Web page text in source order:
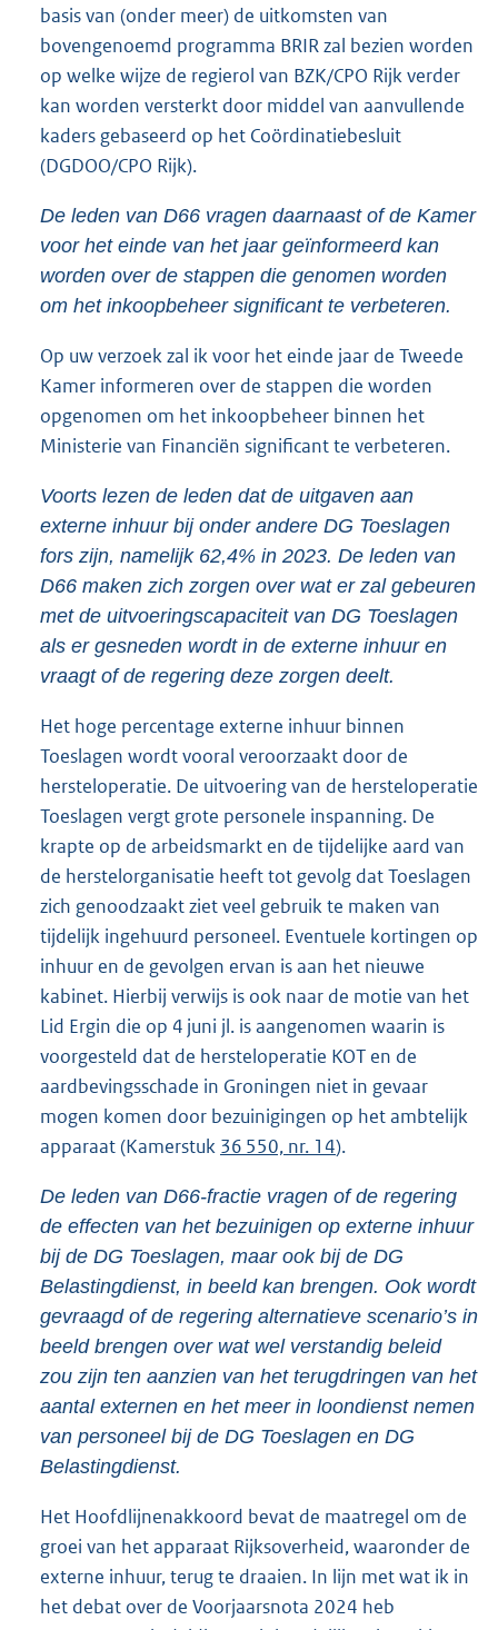
basis van (onder meer) de uitkomsten van
bovengenoemd programma BRIR zal bezien worden
op welke wijze de regierol van BZK/CPO Rijk verder
kan worden versterkt door middel van aanvullende
kaders gebaseerd op het Coördinatiebesluit
(DGDOO/CPO Rijk).
De leden van D66 vragen daarnaast of de Kamer
voor het einde van het jaar geïnformeerd kan
worden over de stappen die genomen worden
om het inkoopbeheer significant te verbeteren.
Op uw verzoek zal ik voor het einde jaar de Tweede
Kamer informeren over de stappen die worden
opgenomen om het inkoopbeheer binnen het
Ministerie van Financiën significant te verbeteren.
Voorts lezen de leden dat de uitgaven aan
externe inhuur bij onder andere DG Toeslagen
fors zijn, namelijk 62,4% in 2023. De leden van
D66 maken zich zorgen over wat er zal gebeuren
met de uitvoeringscapaciteit van DG Toeslagen
als er gesneden wordt in de externe inhuur en
vraagt of de regering deze zorgen deelt.
Het hoge percentage externe inhuur binnen
Toeslagen wordt vooral veroorzaakt door de
hersteloperatie. De uitvoering van de hersteloperatie
Toeslagen vergt grote personele inspanning. De
krapte op de arbeidsmarkt en de tijdelijke aard van
de herstelorganisatie heeft tot gevolg dat Toeslagen
zich genoodzaakt ziet veel gebruik te maken van
tijdelijk ingehuurd personeel. Eventuele kortingen op
inhuur en de gevolgen ervan is aan het nieuwe
kabinet. Hierbij verwijs is ook naar de motie van het
Lid Ergin die op 4 juni jl. is aangenomen waarin is
voorgesteld dat de hersteloperatie KOT en de
aardbevingsschade in Groningen niet in gevaar
mogen komen door bezuinigingen op het ambtelijk
apparaat (Kamerstuk 36 550, nr. 14).
De leden van D66-fractie vragen of de regering
de effecten van het bezuinigen op externe inhuur
bij de DG Toeslagen, maar ook bij de DG
Belastingdienst, in beeld kan brengen. Ook wordt
gevraagd of de regering alternatieve scenario’s in
beeld brengen over wat wel verstandig beleid
zou zijn ten aanzien van het terugdringen van het
aantal externen en het meer in loondienst nemen
van personeel bij de DG Toeslagen en DG
Belastingdienst.
Het Hoofdlijnenakkoord bevat de maatregel om de
groei van het apparaat Rijksoverheid, waaronder de
externe inhuur, terug te draaien. In lijn met wat ik in
het debat over de Voorjaarsnota 2024 heb